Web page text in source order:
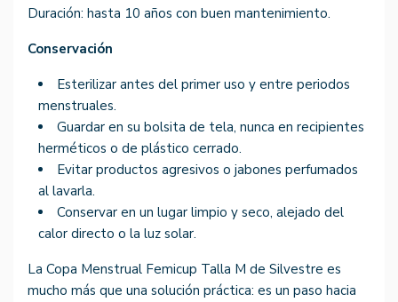
Duración: hasta 10 años con buen mantenimiento.
Conservación
Esterilizar antes del primer uso y entre periodos
menstruales.
Guardar en su bolsita de tela, nunca en recipientes
herméticos o de plástico cerrado.
Evitar productos agresivos o jabones perfumados
al lavarla.
Conservar en un lugar limpio y seco, alejado del
calor directo o la luz solar.
La Copa Menstrual Femicup Talla M de Silvestre es
mucho más que una solución práctica: es un paso hacia